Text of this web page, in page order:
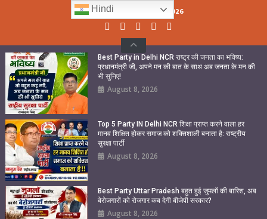
Saturday, August 08, 2026
Best Party in Delhi NCR राष्ट्र की जनता का भविष्य:
प्रधानमंत्री जी, अपने मन की बात के साथ अब जनता के मन की
भी सुनिए!
August 8, 2026
Top 5 Party IN Delhi NCR शिक्षा प्राप्त करने वाला हर
मानव शिक्षित होकर समाज को शक्तिशाली बनाता है: राष्ट्रीय
सुरक्षा पार्टी
August 8, 2026
Best Party Uttar Pradesh बहुत हुई जुमलों की बारिश, अब
बेरोजगारों को रोजगार कब देगी बीजेपी सरकार?
August 8, 2026
Hindi